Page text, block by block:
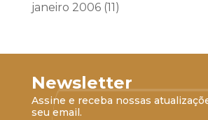
janeiro 2006(11)
Newsletter
Assine e receba nossas
seu email.